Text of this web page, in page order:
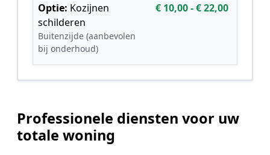
Optie: Kozijnen
schilderen
Buitenzijde (aanbevolen
bij onderhoud)
€ 10,00 - € 22,00
Professionele diensten voor uw
totale woning